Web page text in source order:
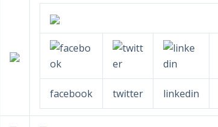
facebook twitter linkedin